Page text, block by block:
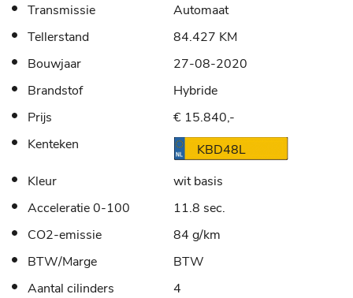
Transmissie
Automaat
Tellerstand
84.427 KM
Bouwjaar
27-08-2020
Brandstof
Hybride
Prijs
€ 15.840,-
Kenteken
KBD48L
Kleur
wit basis
Acceleratie 0-100
11.8 sec.
CO2-emissie
84 g/km
BTW/Marge
BTW
Aantal cilinders
4